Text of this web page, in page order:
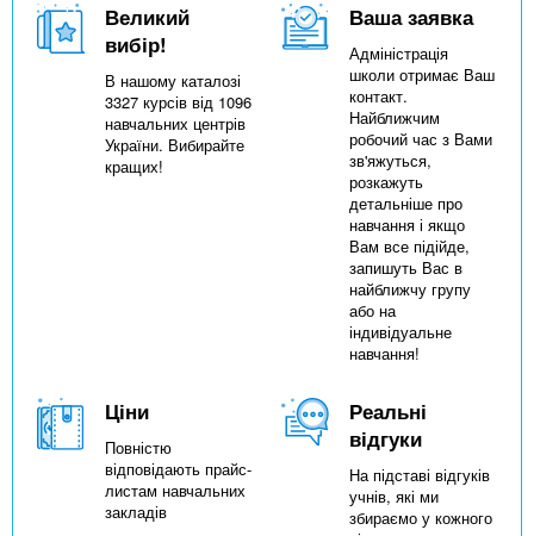
Великий
вибір!
В нашому каталозі
3327 курсів від 1096
навчальних центрів
України. Вибирайте
кращих!
Ваша заявка
Адміністрація
школи отримає Ваш
контакт.
Найближчим
робочий час з Вами
зв'яжуться,
розкажуть
детальніше про
навчання і якщо
Вам все підійде,
запишуть Вас в
найближчу групу
або на
індивідуальне
навчання!
Ціни
Повністю
відповідають прайс-
листам навчальних
закладів
Реальні
відгуки
На підставі відгуків
учнів, які ми
збираємо у кожного